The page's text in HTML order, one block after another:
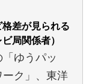
差が見られる
局関係者）
ゆうパッ
ク」、東洋